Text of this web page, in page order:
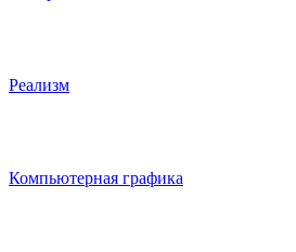
Реализм
Компьютерная графика